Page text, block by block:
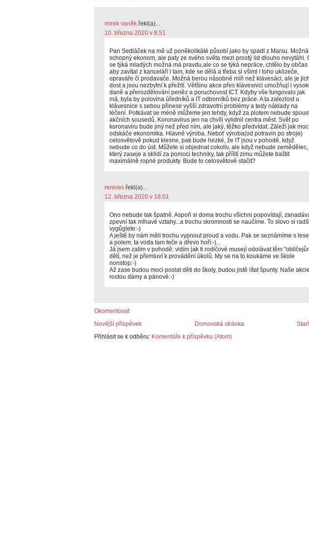
mirek vaněk řekl(a)...
10. března 2020 v 8:51
Pan Sedláček na mě už poněkolikáté působí jako by spadl z Marsu.
schopný ekonom, ale paty ze svého světa mezi prostý lid dlouho nevytáhl.
se týká mladých možná má pravdu,ale co se týká nepráce, chtělo by občas
aby zavítal z kanceláří i tam, kde se dělá a třeba si všiml i toho uklizeče,
opraváře či prodavače. Možná berou násobně míň než klávesáci, ale je jich
dost a jsou nezbytní k přežití. Většinu akce přes klávesnici umožňují i
daně a přerozdělování peněz a poruchovost ICT. Kdyby vše fungovalo jak
má, byla by polovina úředníků a IT odborníků bez práce. A ta zalezlost u
klávesnice s sebou přinese vyšší zdravotní problémy a tedy náklady na
léčení. Potkávat se méně můžeme jen tehdy, když za plotem nebude
akčních sousedů. Koronavirus jen na chvíli vylidnil centra měst. Svět po
koronaviru bude jiný než před ním, ale jaký, těžko předvídat. Záleží jak
odskáče ekonomika. Hlavně výroba. Neboť výroba(od potravin po stroje)
celosvětově pokud klesne, pak bude hezké, že IT jsou v pohodě, když
nebude co do úst. Můžete si objednat cokoliv, ale když nebude zemědělec,
který zaseje a sklidí za pomoci techniky, tak příští zimu můžete baštit
maximálně ropné produkty. Bude to celosvětově stačit?
renives řekl(a)...
12. března 2020 v 16:01
Ono nebude tak špatně. Aspoň si doma trochu všichni popovídají,
zpevní tak mlhavé vztahy...a trochu skromnosti se naučíme. To slovo si radši
vygůglete:-)
A ještě by nám měli trochu vypnout proud a vodu. Pak se seznámíme s
a polem, ta voda tam teče a dřevo hoří:-)...
Já jsem zatím v pohodě: vidím jak ti rodičové musejí odolávat těm
dětí, než je přemluví k provádění úkolů. My se na to koukáme ve škole
nonstop:-)
Až zase budou moci poslat děti do školy, budou jistě lítat špunty. Naše akcie
rostou dámy a pánové:-)
Okomentovat
Novější příspěvek
Domovská stránka
Přihlásit se k odběru: Komentáře k příspěvku (Atom)